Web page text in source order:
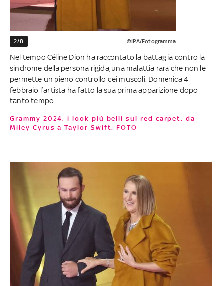
2/8 ©IPA/Fotogramma
Nel tempo Céline Dion ha raccontato la battaglia contro la
sindrome della persona rigida, una malattia rara che non le
permette un pieno controllo dei muscoli. Domenica 4
febbraio l’artista ha fatto la sua prima apparizione dopo
tanto tempo
Grammy 2024, i look più belli sul red carpet, da
Miley Cyrus a Taylor Swift. FOTO